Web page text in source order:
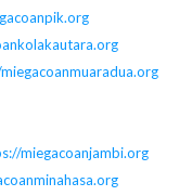
miegacoanjambi.org